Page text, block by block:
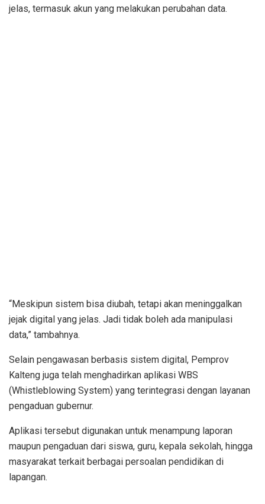
jelas, termasuk akun yang melakukan perubahan data.
“Meskipun sistem bisa diubah, tetapi akan meninggalkan
jejak digital yang jelas. Jadi tidak boleh ada manipulasi
data,” tambahnya.
Selain pengawasan berbasis sistem digital, Pemprov
Kalteng juga telah menghadirkan aplikasi WBS
(Whistleblowing System) yang terintegrasi dengan layanan
pengaduan gubernur.
Aplikasi tersebut digunakan untuk menampung laporan
maupun pengaduan dari siswa, guru, kepala sekolah, hingga
masyarakat terkait berbagai persoalan pendidikan di
lapangan.